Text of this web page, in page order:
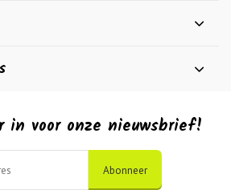
voor onze nieuwsbrief!
Abonneer